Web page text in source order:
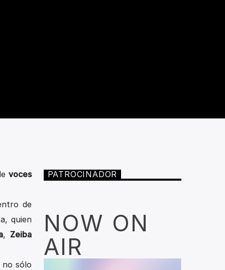
voces
de
quien
, Zeiba
no sólo
PATROCINADOR
NOW ON
AIR